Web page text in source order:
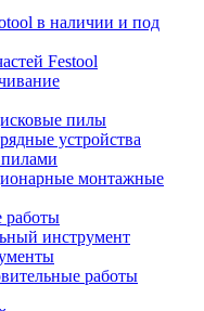
в наличии и под
Festool
пилы
устройства
монтажные
работы
инструмент
работы